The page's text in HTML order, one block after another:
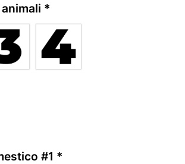
*
#1 *